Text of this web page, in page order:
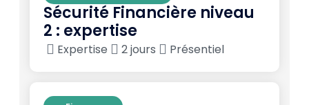
Sécurité Financière niveau
2 : expertise
Expertise 2 jours Présentiel